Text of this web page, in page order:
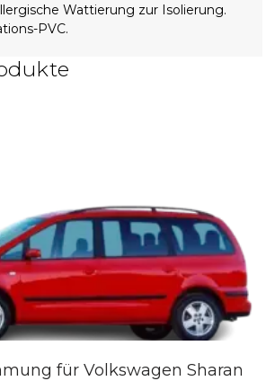
Wattierung zur Isolierung.
PVC.
für Volkswagen Sharan